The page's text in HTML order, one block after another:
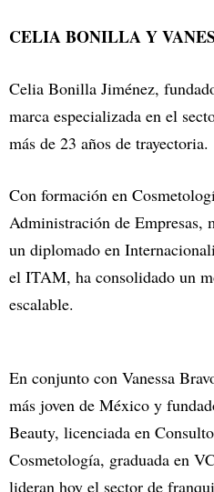
CELIA BONILLA Y
Celia Bonilla Jiménez,
marca especializada en el
más de 23 años de trayectoria.
Con formación en
Administración de Empresas,
un diplomado en
el ITAM, ha consolidado un
escalable.
En conjunto con Vanessa
más joven de México y
Beauty, licenciada en
Cosmetología, graduada en
lideran hoy el sector de